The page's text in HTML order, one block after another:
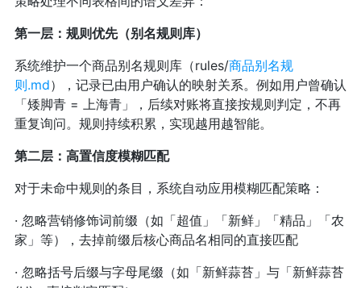
第一层：规则优先（别名规则库）
系统维护一个商品别名规则库（rules/商品别名规
则.md），记录已由用户确认的映射关系。例如用户曾确认
「矮脚青 = 上海青」，后续对账将直接按规则判定，不再
重复询问。规则持续积累，实现越用越智能。
第二层：高置信度模糊匹配
对于未命中规则的条目，系统自动应用模糊匹配策略：
· 忽略营销修饰词前缀（如「超值」「新鲜」「精品」「农
家」等），去掉前缀后核心商品名相同的直接匹配
· 忽略括号后缀与字母尾缀（如「新鲜蒜苔」与「新鲜蒜苔